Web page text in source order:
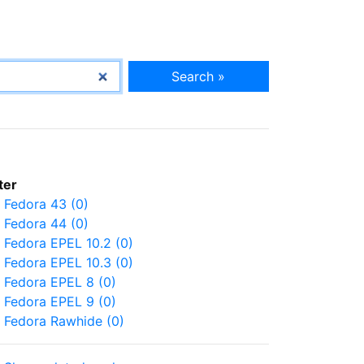
Search »
Fedora 43 (0)
Fedora 44 (0)
Fedora EPEL 10.2 (0)
Fedora EPEL 10.3 (0)
Fedora EPEL 8 (0)
Fedora EPEL 9 (0)
Fedora Rawhide (0)